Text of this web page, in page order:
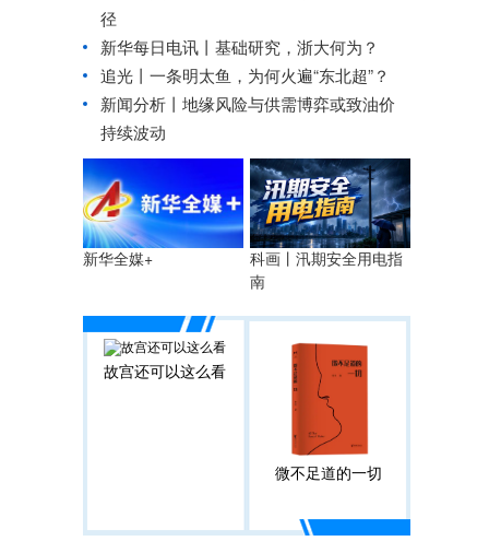
径
新华每日电讯丨 基础研究，浙大何为？
追光丨 一条明太鱼，为何火遍“东北超”？
新闻分析丨地缘风险与供需博弈或致油价
持续波动
新华全媒+
科画丨汛期安全用电指
南
故宫还可以这么看
微不足道的一切